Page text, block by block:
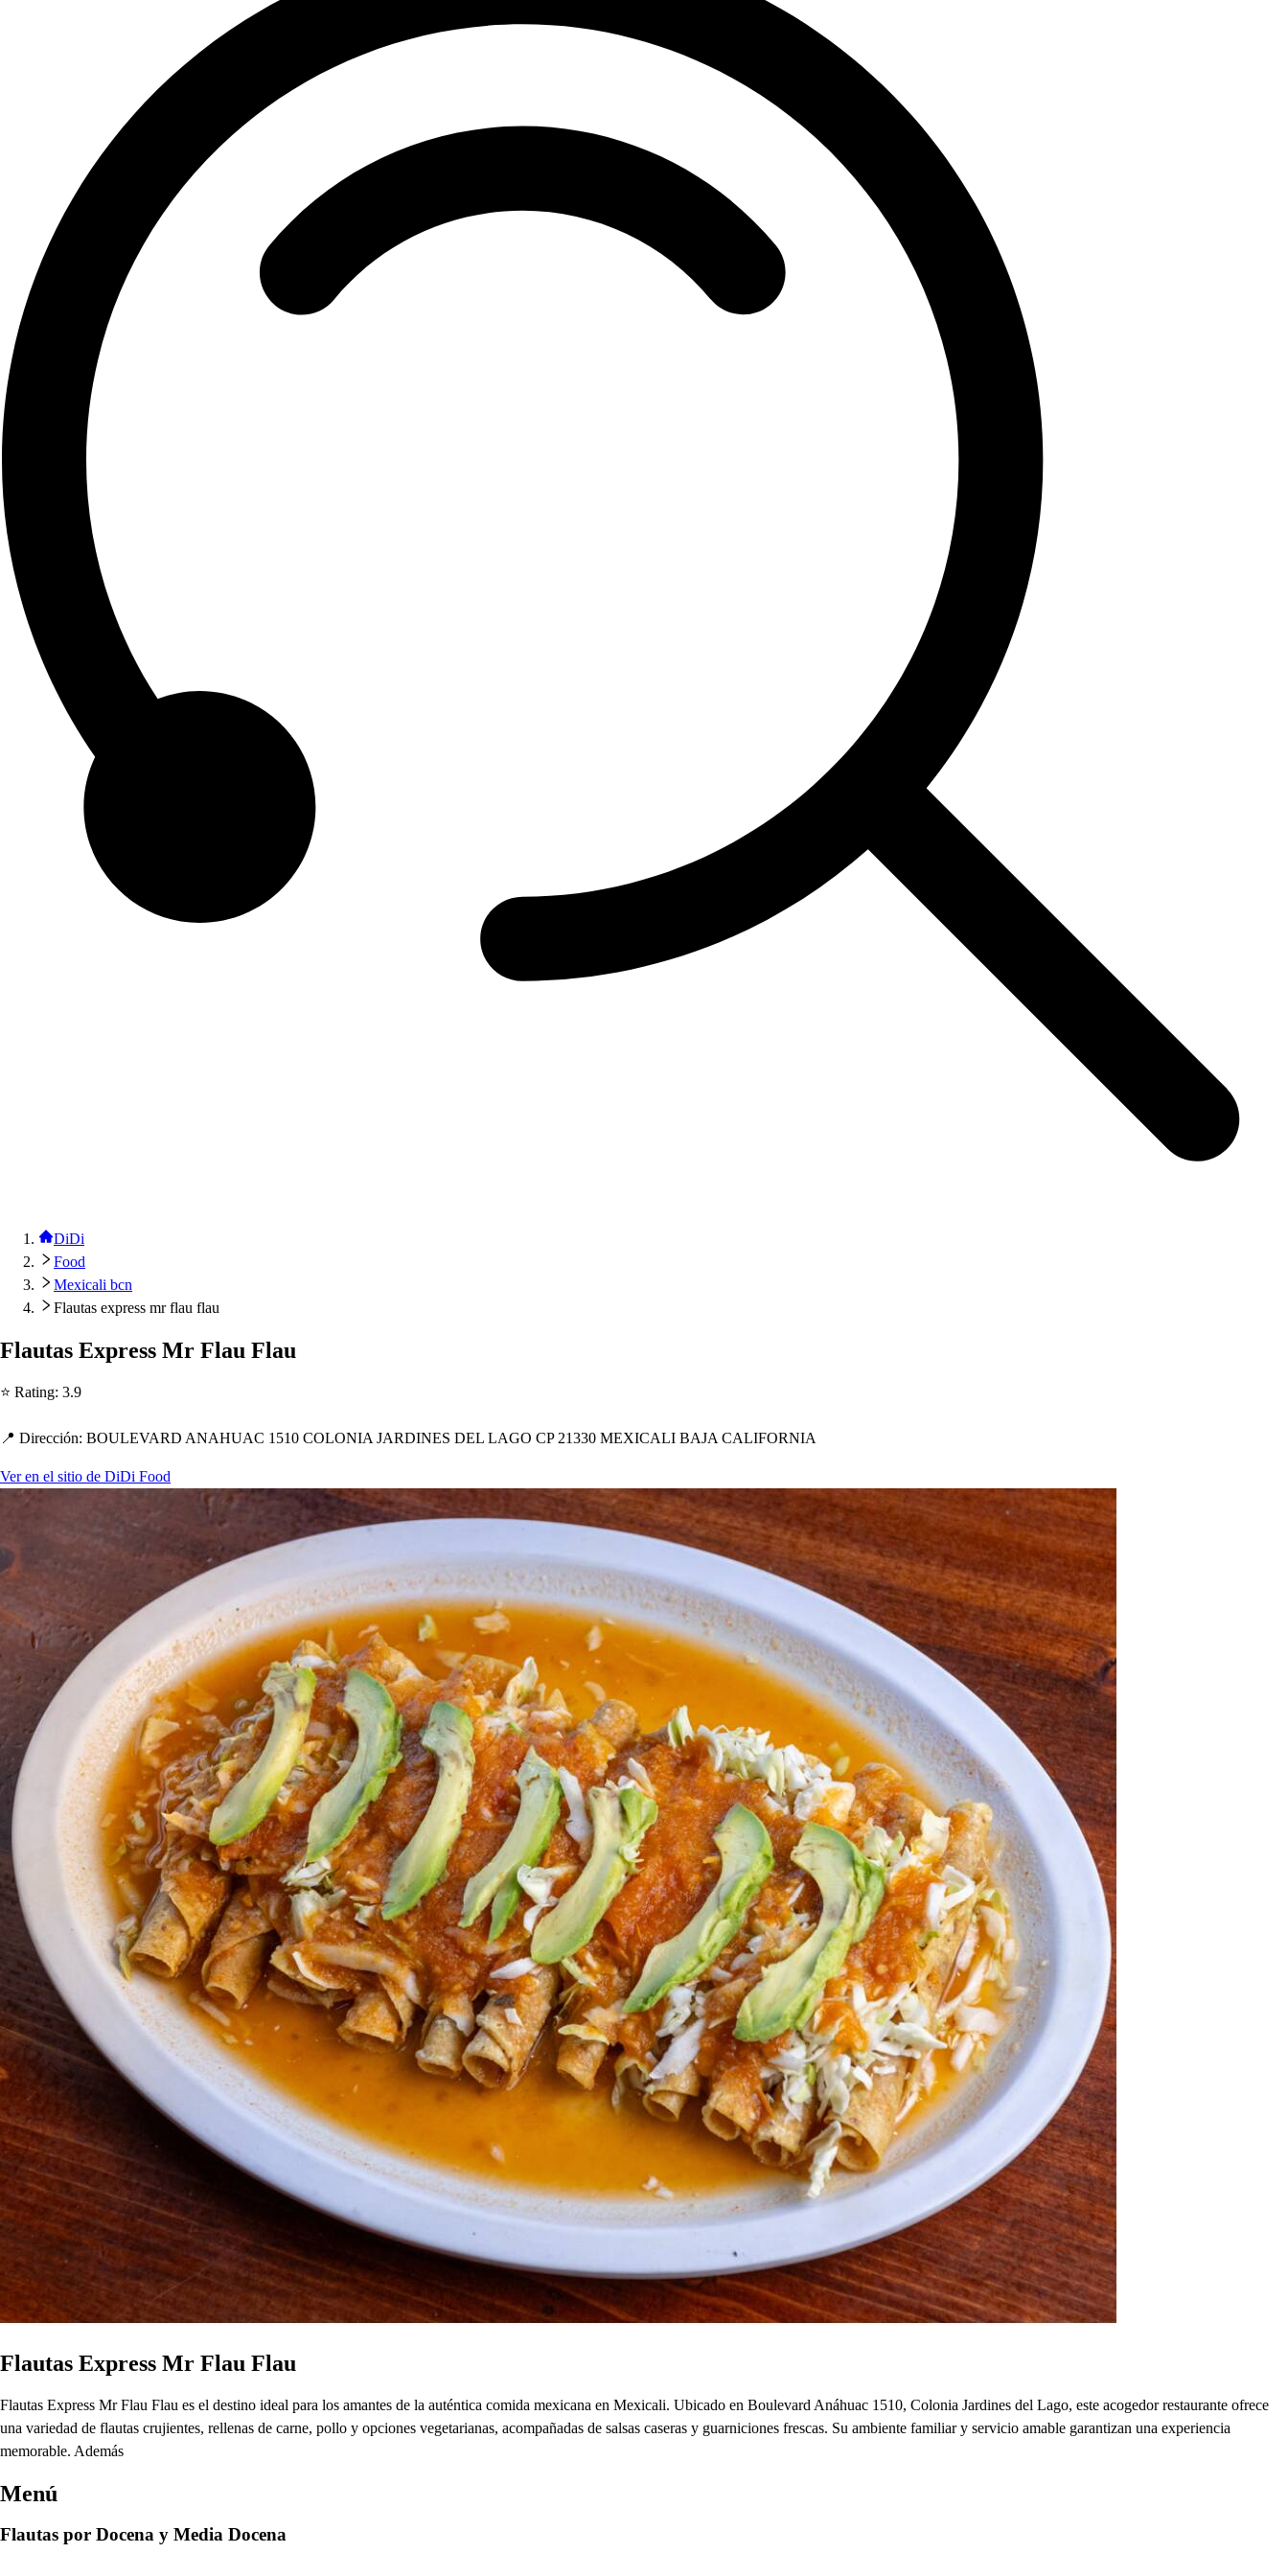
DiDi
Food
Mexicali bcn
Flautas express mr flau flau
Flautas Express Mr Flau Flau
⭐ Rating: 3.9
📍 Dirección: BOULEVARD ANAHUAC 1510 COLONIA JARDINES DEL LAGO CP 21330 MEXICALI BAJA CALIFORNIA
Ver en el sitio de DiDi Food
Flautas Express Mr Flau Flau
Flautas Express Mr Flau Flau es el destino ideal para los amantes de la auténtica comida mexicana en Mexicali. Ubicado en Boulevard Anáhuac 1510, Colonia Jardines del Lago, este acogedor restaurante ofrece
una variedad de flautas crujientes, rellenas de carne, pollo y opciones vegetarianas, acompañadas de salsas caseras y guarniciones frescas. Su ambiente familiar y servicio amable garantizan una experiencia
memorable. Además
Menú
Flautas por Docena y Media Docena